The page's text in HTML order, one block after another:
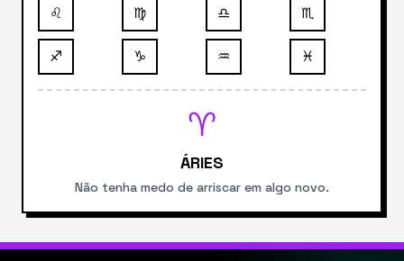
♌ ♍ ♎ ♏
♐ ♑ ♒ ♓
♈
ÁRIES
Não tenha medo de arriscar em algo novo.